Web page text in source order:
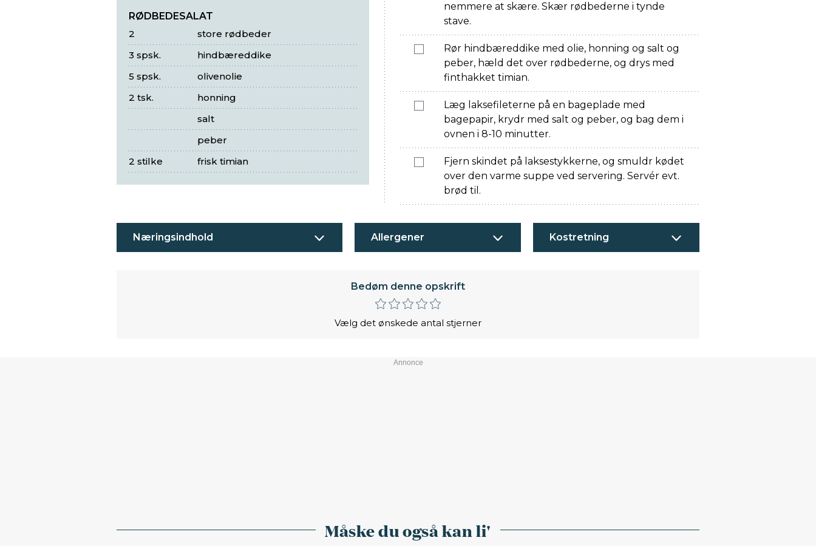
RØDBEDESALAT
store rødbeder
2
hindbæreddike
3 spsk.
olivenolie
5 spsk.
honning
2 tsk.
salt
peber
frisk timian
2 stilke
nemmere at skære. Skær rødbederne i tynde
stave.
Rør hindbæreddike med olie, honning og salt og
peber, hæld det over rødbederne, og drys med
finthakket timian.
Læg laksefileterne på en bageplade med
bagepapir, krydr med salt og peber, og bag dem i
ovnen i 8-10 minutter.
Fjern skindet på laksestykkerne, og smuldr kødet
over den varme suppe ved servering. Servér evt.
brød til.
Næringsindhold Allergener Kostretning
Bedøm denne opskrift
Vælg det ønskede antal stjerner
Måske du også kan li'